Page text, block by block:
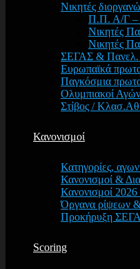
Νικητές
Π.Π. Α/Γ –
Νικητές
Νικητές
ΣΕΓΑΣ &
Ευρωπαϊκά
Παγκόσμια
Ολυμπιακοί
Στίβος /
Κανονισμοί
Κατηγορίες,
Κανονισμοί &
Κανονισμοί 2026
Όργανα ρίψεων
Προκήρυξη
Scoring